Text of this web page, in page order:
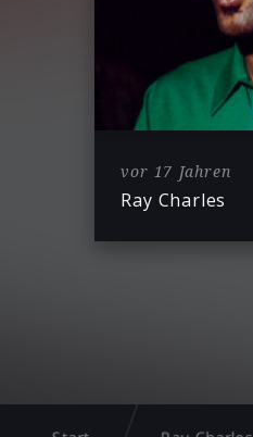
vor 17 Jahren
Ray Charles